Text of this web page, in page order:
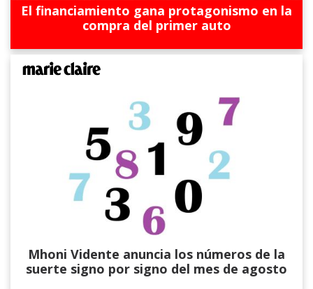
El financiamiento gana protagonismo en la
compra del primer auto
Mhoni Vidente anuncia los números de la
suerte signo por signo del mes de agosto